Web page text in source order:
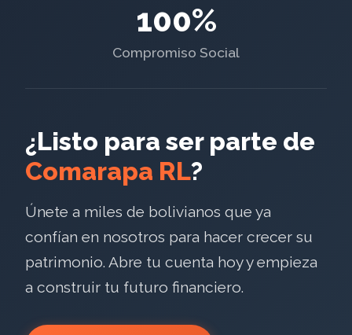
100%
Compromiso Social
¿Listo para ser parte de
Comarapa RL?
Únete a miles de bolivianos que ya
confían en nosotros para hacer crecer su
patrimonio. Abre tu cuenta hoy y empieza
a construir tu futuro financiero.